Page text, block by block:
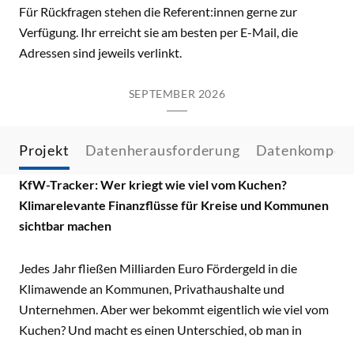
Für Rückfragen stehen die Referent:innen gerne zur
Verfügung. Ihr erreicht sie am besten per E-Mail, die
Adressen sind jeweils verlinkt.
SEPTEMBER 2026
Projekt Datenherausforderung
KfW-Tracker: Wer kriegt wie viel vom Kuchen?
Klimarelevante Finanzflüsse für Kreise und Kommunen
sichtbar machen
Jedes Jahr fließen Milliarden Euro Fördergeld in die
Klimawende an Kommunen, Privathaushalte und
Unternehmen. Aber wer bekommt eigentlich wie viel vom
Kuchen? Und macht es einen Unterschied, ob man in